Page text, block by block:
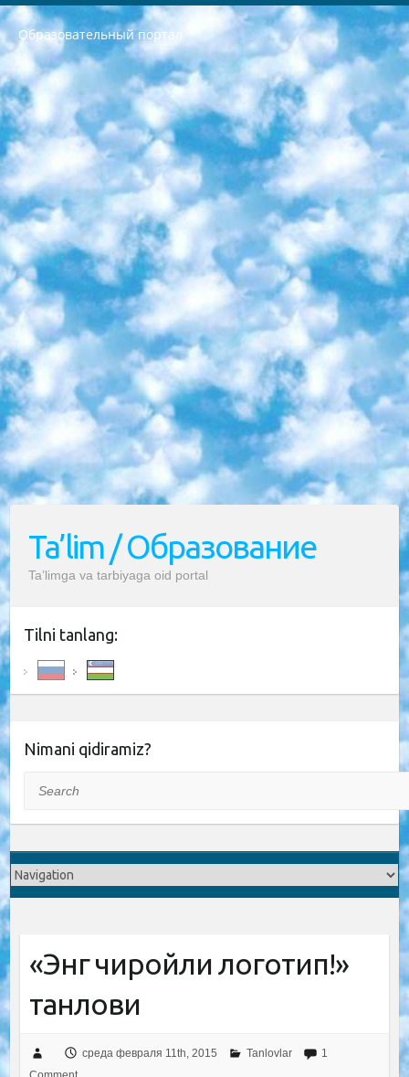
Образовательный портал
РЕСПУБЛИКА УЗБЕКИСТАН МИНИСТРЕРСТВО ДОШКОЛЬНОГО И ШКОЛЬНОГО ОБРАЗОВАНИЯ КОМАНДА в общеобразовательных учреждениях в 2023-2024 учебном году организация и проведение итоговой государственной аттестации обучающихся о Министра дошкольного и школьного образования Республики Узбекистан от 4 марта 2008 года (постановлением Минюста от 20 марта 2008 года № 1778 государственной регистрации) «Итоговое состояние учащихся общего среднего образования на основании положения об утверждении положения об аттестации общего среднего образования выпускной экзамен студентов в образовательных учреждениях в 2023-2024 учебном году В целях организации и прохождения аттестации приказываю: 1. Следующее: перечень предметов, по которым будет проводиться итоговая государственная аттестация и экзамен формы перевода согласно приложению 1; сертификаты международного образца, оценивающие уровень владения иностранными языками перечень согласно приложению 2; 2. Педагогический при специализированных образовательных учреждениях. научно-практический центр квалификации и международной оценки (Д.Давидова) 2024 г. До 25 марта: задания по предметам, по которым будет проводиться итоговая аттестация разработка и утверждение технических условий; итоговая аттестация на основании разработанного предметного задания разработка вопросов по предметам (устно и письменно), экзамен передача; общеобразовательные средние школы и специальные учебные заведения учащиеся выпускных классов школ и интернатов в агентской системе подготовка базы данных экзаменационных материалов и критериев оценки; перевод базы экзаменационных материалов на все языки обучения подать в Республиканский образовательный центр для изготовления; варианты экзаменов на основе разработанных контрольных материалов пусть будут поставлены задачи формирования. 3. Республиканский образовательный центр (Ш.Худайкулов) до 5 апреля 2024 года. до: база данных предоставленных экзаменационных материалов на все языки обучения перевод и экспертиза; для слепых, слабовидящих, глухих, слабослышащих и умственно отсталых детей учащиеся выпускных классов специализированных школ и школ-интернатов база данных экзаменационных материалов на всех преподаваемых языках подготовка критериев оценки; специализированные школы для умственно отсталых детей и технологии для учащихся выпускных классов школ-интернатов разработка соответствующих рекомендаций и критериев проведения ЕГЭ по естествознанию давать задания. 4. Педагогический при специализированных образовательных учреждениях. Научно-практический центр навыков и международной оценки (Д.Давидова), Республика образовательный центр (Худайкулов Ш.) итоговый государственный аттестационный экзамен ориентирован на творческое и логическое мышление при подготовке базы материалов учитывать введение заданий. 5. Следует отметить, что: сертификат государственного образца о знании общеобразовательного предмета и как минимум национальный уровень B1 по предметам на иностранных языках, указанным в Приложении 2. или международно признанный сертификат эквивалентного уровня студенты, изучающие определенный предмет, освобождаются от экзамена; по соответствующим предметам запланирована итоговая государственная аттестация за день до дня, путем жеребьевки Рабочей группой (в письменной форме по предметам, проводимым в форме) из числа сформированных вариантов выбрано 2 варианта; 2 выбранных варианта экзамена анонсированы на официальном сайте министерства и все выпускники по всей стране на основе этих вариантов проводит итоговую государственную аттестацию. 6. Государственное образование учащихся средних общеобразовательных учреждений. знания в соответствии с квалификационными требованиями, которые необходимо приобрести на основании стандартов итоговый (выпускной) контроль для 9 и 11 классов в целях тестирования Экзамены (далее – экзамены) состоят из предметов, перечисленных в приложении 1. будет сделано. 7. Экзамены пройдут с 26 мая по 15 июня 2024 г. (кроме науки физического воспитания). 8. Физическая для учащихся 9 классов общесредних образовательных учреждений. Экзамены по предмету «Образование, квалификация медицина» 1-6 мая 2024 года. сотрудники перевести под присмотр (с отклонениями в физическом или умственном развитии) специализированная школа для детей, школы-интернаты и со сколиозом школы-интернаты санаторного типа для больных детей исключены). 9. Он был слепым, слабовидящим и имел нарушения опорно-двигательного аппарата. экзамены в специализированных школах и интернатах для детей должны проводиться исходя из требований, предъявляемых к общеобразовательным учреждениям (физкультура кроме науки). 10. Специализированная школа для глухих и слабослышащих детей. и экзамены в интернатах и быть реализован в виде письменного теста по математике. 11. Специальность для умственно отсталых детей. Для 9 класса Родной язык и литературное письмо Государственный язык (язык обучения – узбекский). для неклассов) написано Математическое письмо Письменная/устная история Узбекистана Физическое воспитание практично Итоговый контроль Для 11 класса Написание родного языка и литературы (эссе) Математическое письмо Узбекский язык (обучение на узбекском языке) не посещающее общее среднее образование для учреждений)/Образовательное учреждение выбор письменный и устный Иностранный язык письменный/устный Письменная/устная история Узбекистана *По выбору студента:  Химия  Физика  Основы государственного права  География 10 бесплатных образовательных ресурсов - Мы составили подборку онлайн-проектов с интерактивными упражнениями, видеолекциями и статьями. Они помогут вам обрести новые и освежить старые знания бесплатно. 1. «ИНТУИТ» Старейшая образовательная площадка Рунета. Здесь вы найдёте сотни текстовых и видеокурсов на десятки различных тем — от программирования до психологии. Многие курсы подготовлены российскими университетами и крупными международными компаниями вроде Intel и Microsoft. Самостоятельное обучение бесплатное, но желающие могут оплатить услуги персональных наставников. 2. «Смартия» знакомит с актуальными профессиями и подсказывает, как им обучаться. Выбрав заинтересовавшую вас специальность — SMM-специалист, фотограф, веб-дизайнер или другую, — увидите список необходимых для неё умений. Чтобы вы могли освоить их самостоятельно, для каждого умения площадка отображает подборку ссылок на учебные материалы. Хотя «Смартия» ориентируется на русскоязычную аудиторию, часть контента всё же доступна только на английском. 3. «Лекторий Физтеха» Проект Московского физико-технического института (Физтеха). С его помощью вы можете смотреть онлайн серии лекций, записанные на видео в этом вузе. В числе доступных предметов — физика, биология, химия, информационные технологии и другие. К некоторым лекциям администрация ресурса прилагает готовые конспекты, которые можно скачивать в PDF-формате. 4. ITMOcourses Онлайн-площадка Санкт-Петербургского национального исследовательского университета информационных технологий, механики и оптики (ИТМО). Ресурс предоставляет свободный доступ к курсам, разработанным в этом вузе. Каталог материалов разбит на четыре категории: «Оптические системы и технологии», «Приборостроение и робототехника», «Информационные технологии» и «Биотехнологии». Курсы состоят из видеолекций, интерактивных демонстраций и заданий. 5. «КиберЛенинка» Электронная научная библиотека открытого доступа. Каталог площадки регулярно обрастает текстами статей из различных научных изданий. Сгруппированные по журналам и рубрикам публикации можно читать онлайн или скачивать целиком в PDF-формате. Проект нацелен на популяризацию науки за счёт открытого доступа к качественной информации. 6. «ПостНаука» На этом ресурсе публикуют подборки видеолекций, составленные экспертами из разных отраслей и объединённые общими темами. Среди них, к примеру, есть серии «Биоинформатика и геномика», «Культура средневековой Скандинавии» и Cinema Studies о теории кино. Каждая подборка лекций — логически связанная история, рассказанная экспертом от первого лица. Кроме того, на сайте появляются научно-образовательные статьи и тесты на разные темы. 7. «Newочём» Команда проекта «Newочём» отбирает самые интересные тексты из англоязычных СМИ и переводит те из них, за которые голосуют участники сообщества «ВКонтакте». По большей части это научно-популярные статьи. Редакторы придумывают лишь заголовки, в остальном содержание переводов соответствует оригиналам. Полные тексты можно читать прямо в социальной сети. 8. InternetUrok Онлайн-база материалов по основным дисциплинам школьной программы. Информация на сайте структурирована по классам, предметам и темам (урокам). Каждый урок состоит из видеолекций и конспектов. Есть также интерактивные тренажёры и тесты для закрепления пройденного материала. Даже если вы давно окончили школу, возможность повторить программу старших классов всегда может пригодиться. 9. Edutainme Ещё один ресурс об образовании. В отличие от Newtonew, как мне кажется, Edutainme больше ориентируется на представителей индустрии: педагогов, предпринимателей, разработчиков образовательных проектов. Но и любой, кто просто стремится к саморазвитию, найдёт на сайте много полезного и интересного для себя. Например, информацию о новых курсах и образовательных сервисах. 10. Newtonew Онлайн-медиа об образовании и обучении в широком смысле. Авторы Newtonew пишут об инструментах, заведениях, тактиках и стратегиях, которые помогают учить других и получать новые знания самостоятельно. На этой площадке вы найдёте новости, обзоры, аналитические мат
Ta’lim / Образование
Ta’limga va tarbiyaga oid portal
Tilni tanlang:
Nimani qidiramiz?
«Энг чиройли логотип!»
танлови
среда февраля 11th, 2015 Tanlovlar
1